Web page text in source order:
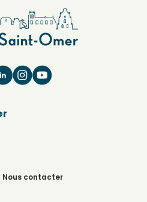
Nous contacter